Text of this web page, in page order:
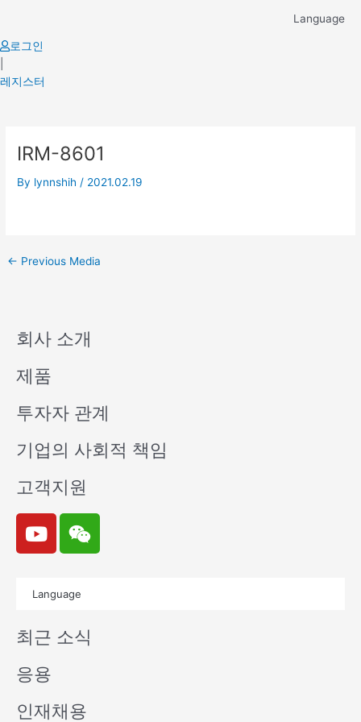
content
Language
로그인
레지스터
IRM-8601
By lynnshih / 2021.02.19
navigation
← Previous Media
회사 소개
제품
투자자 관계
기업의 사회적 책임
고객지원
Y
o
u
e
W
e
i
n
Language
최근 소식
응용
인재채용